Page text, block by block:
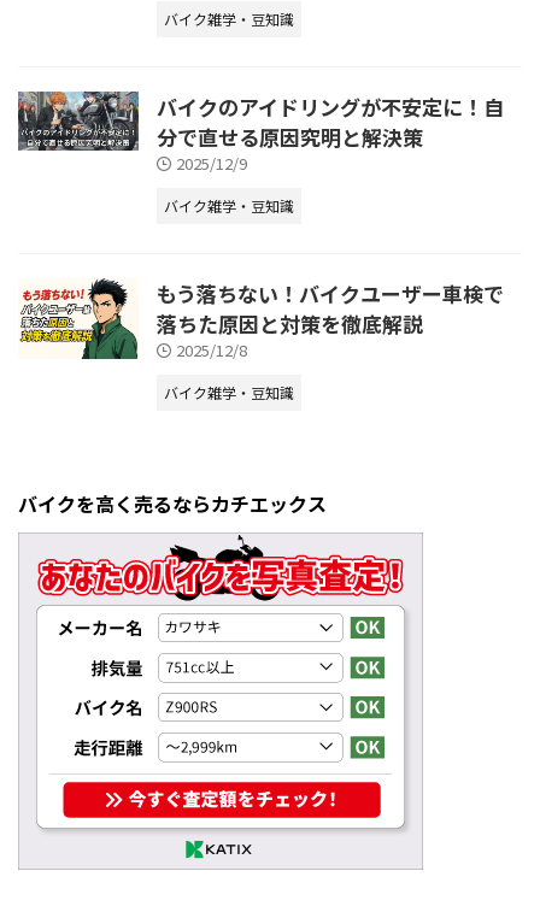
バイク雑学・豆知識
バイクのアイドリングが不安定に！自
分で直せる原因究明と解決策
2025/12/9
バイク雑学・豆知識
もう落ちない！バイクユーザー車検で
落ちた原因と対策を徹底解説
2025/12/8
バイク雑学・豆知識
バイクを高く売るならカチエックス